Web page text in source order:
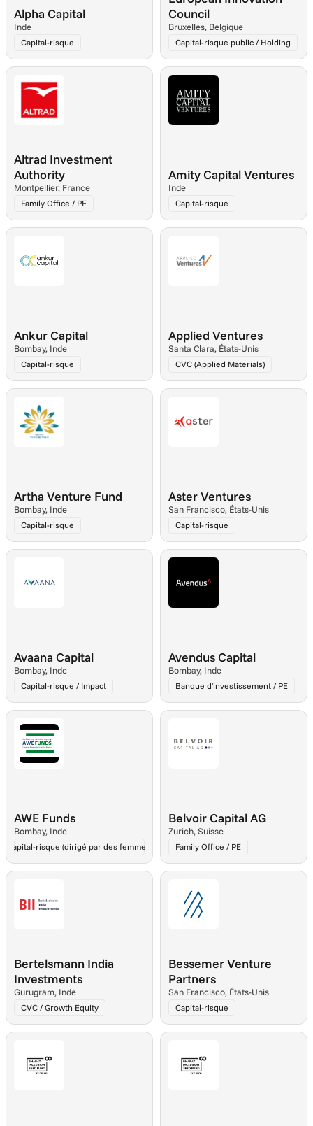
Alpha Capital
Inde
Capital-risque
Council
Bruxelles, Belgique
Capital-risque public / Holding
Altrad Investment
Authority
Montpellier, France
Family Office / PE
Amity Capital Ventures
Inde
Capital-risque
Ankur Capital
Bombay, Inde
Capital-risque
Applied Ventures
Santa Clara, États-Unis
CVC (Applied Materials)
Artha Venture Fund
Bombay, Inde
Capital-risque
Aster Ventures
San Francisco, États-Unis
Capital-risque
Avaana Capital
Bombay, Inde
Capital-risque / Impact
Avendus Capital
Bombay, Inde
Banque d'investissement / PE
AWE Funds
Bombay, Inde
Capital-risque (dirigé par des femmes)
Belvoir Capital AG
Zurich, Suisse
Family Office / PE
Bertelsmann India
Investments
Gurugram, Inde
CVC / Growth Equity
Bessemer Venture
Partners
San Francisco, États-Unis
Capital-risque